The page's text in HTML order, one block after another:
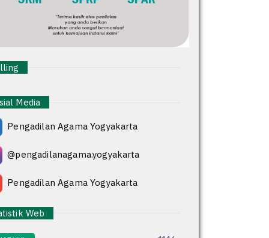
Media
Pengadilan Agama Yogyakarta
@pengadilanagama.yogyakarta
Pengadilan Agama Yogyakarta
Web